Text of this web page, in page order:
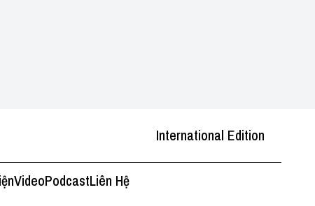
International Edition
VideoPodcastLiên Hệ